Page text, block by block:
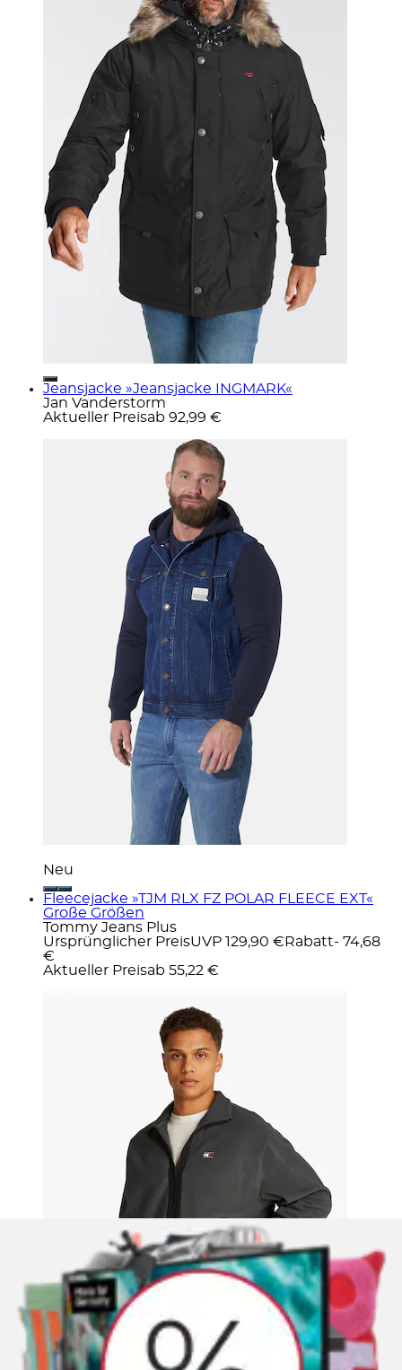
Jeansjacke »Jeansjacke INGMARK«
Jan Vanderstorm
Aktueller Preisab 92,99 €
Neu
Fleecejacke »TJM RLX FZ POLAR FLEECE EXT«
Große Größen
Tommy Jeans Plus
Ursprünglicher PreisUVP 129,90 € Rabatt- 74,68
€
Aktueller Preisab 55,22 €